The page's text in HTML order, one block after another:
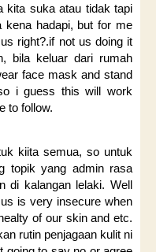
kita suka atau tidak tapi
kena hadapi, but for me
right?.if not us doing it
bila keluar dari rumah
face mask and stand
i guess this will work
to follow.
kiita semua, so untuk
topik yang admin rasa
di kalangan lelaki. Well
is very insecure when
of our skin and etc.
rutin penjagaan kulit ni